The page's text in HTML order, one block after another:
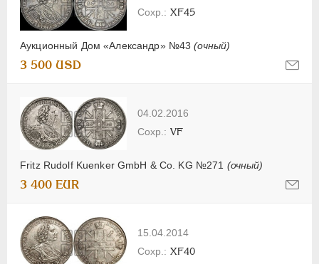
Аукционный Дом «Александр» №43(очный)
XF45
3 500 USD
04.02.2016
Fritz Rudolf Kuenker GmbH & Co. KG №271 (очный)
VF
3 400 EUR
15.04.2014
XF40